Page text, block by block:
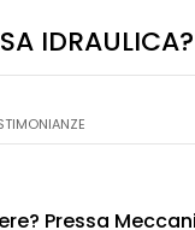
IDRAULICA?
Pressa